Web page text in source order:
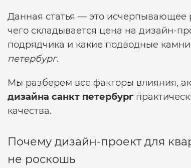
Данная статья — это исчерпывающее
чего складывается цена на дизайн-
подрядчика и какие подводные
петербург.
Мы разберем все факторы влияния,
дизайна санкт петербург
качества.
Почему дизайн-проект для
не роскошь